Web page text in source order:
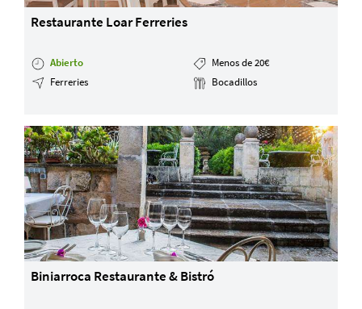
Desarrollado por
Restaurante Loar Ferreries
Abierto
Menos de 20€
Ferreries
Bocadillos
Biniarroca Restaurante & Bistró